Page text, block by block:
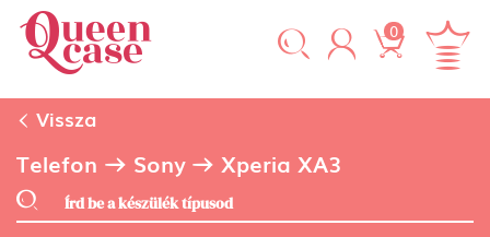
0
Vissza
Telefon Sony Xperia XA3